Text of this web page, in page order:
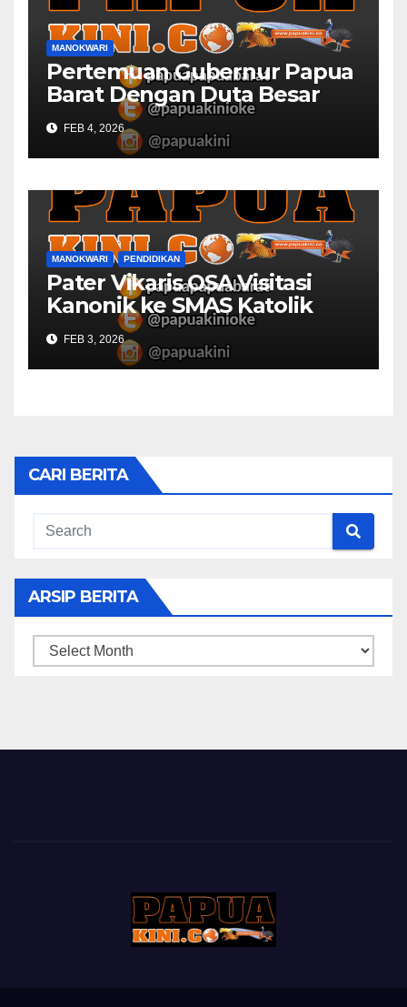
MANOKWARI
Pertemuan Gubernur Papua
Barat Dengan Duta Besar
Inggris Berbuah Manis
FEB 4, 2026
MANOKWARI PENDIDIKAN
Pater Vikaris OSA Visitasi
Kanonik ke SMAS Katolik
Villanova Manokwari
FEB 3, 2026
CARI BERITA
ARSIP BERITA
ARSIP